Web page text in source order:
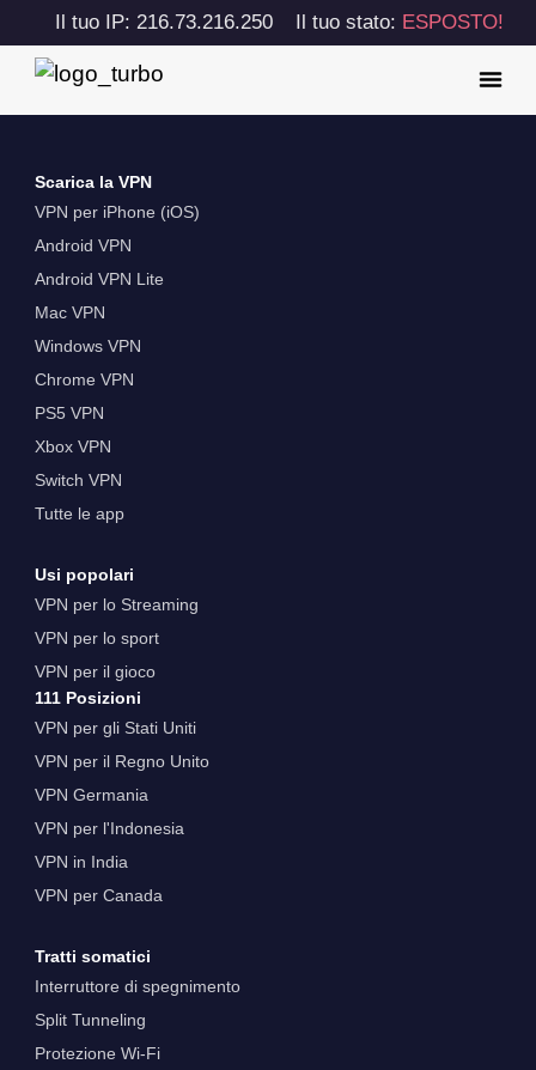
Il tuo IP: 216.73.216.250 Il tuo stato: ESPOSTO!
Scarica la VPN
VPN per iPhone (iOS)
Android VPN
Android VPN Lite
Mac VPN
Windows VPN
Chrome VPN
PS5 VPN
Xbox VPN
Switch VPN
Tutte le app
Usi popolari
VPN per lo Streaming
VPN per lo sport
VPN per il gioco
111 Posizioni
VPN per gli Stati Uniti
VPN per il Regno Unito
VPN Germania
VPN per l'Indonesia
VPN in India
VPN per Canada
Tratti somatici
Interruttore di spegnimento
Split Tunneling
Protezione Wi-Fi